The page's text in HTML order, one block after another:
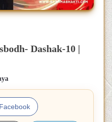
Dashak-10 |
Facebook